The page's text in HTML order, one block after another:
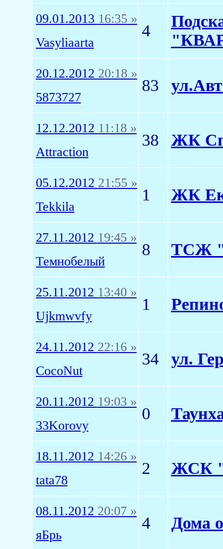
09.01.2013 16:35 »
Vasyliaarta
4
20.12.2012 20:18 »
5873727
83
12.12.2012 11:18 »
Attraction
38 ЖК
05.12.2012 21:55 »
Tekkila
1 ЖК
27.11.2012 19:45 »
Темнобелый
8 ТСЖ
25.11.2012 13:40 »
Ujkmwvfy
1
24.11.2012 22:16 »
CocoNut
34 ул.
20.11.2012 19:03 »
33Korovy
0
18.11.2012 14:26 »
tata78
2 ЖСК
08.11.2012 20:07 »
яБрь
4 Дома